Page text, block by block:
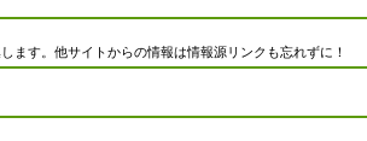
ます。他サイトからの情報は情報源リンクも忘れずに！